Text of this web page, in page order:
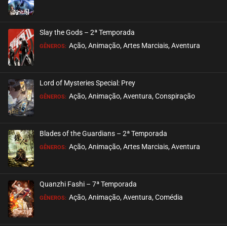
Slay the Gods – 2ª Temporada
GÊNEROS: Ação, Animação, Artes Marciais, Aventura
Lord of Mysteries Special: Prey
GÊNEROS: Ação, Animação, Aventura, Conspiração
Blades of the Guardians – 2ª Temporada
GÊNEROS: Ação, Animação, Artes Marciais, Aventura
Quanzhi Fashi – 7ª Temporada
GÊNEROS: Ação, Animação, Aventura, Comédia